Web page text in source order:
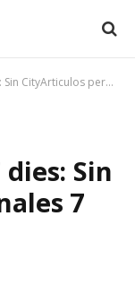
personales 7 dies: Sin City
Sin
7